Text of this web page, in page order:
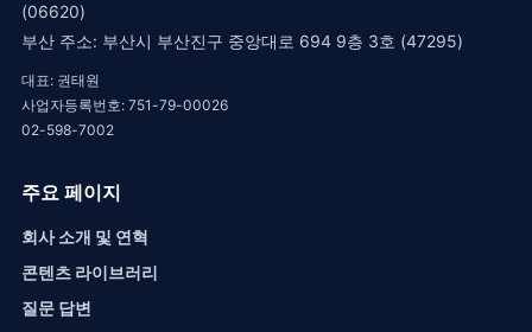
(06620)
부산 주소: 부산시 부산진구 중앙대로 694 9층 3호 (47295)
대표: 권태원
사업자등록번호: 751-79-00026
02-598-7002
주요 페이지
회사 소개 및 연혁
콘텐츠 라이브러리
질문 답변